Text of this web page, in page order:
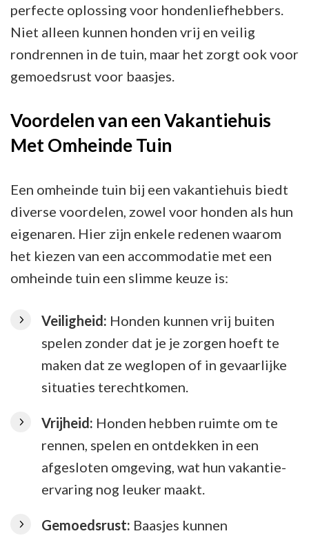
perfecte oplossing voor hondenliefhebbers.
Niet alleen kunnen honden vrij en veilig
rondrennen in de tuin, maar het zorgt ook voor
gemoedsrust voor baasjes.
Voordelen van een Vakantiehuis
Met Omheinde Tuin
Een omheinde tuin bij een vakantiehuis biedt
diverse voordelen, zowel voor honden als hun
eigenaren. Hier zijn enkele redenen waarom
het kiezen van een accommodatie met een
omheinde tuin een slimme keuze is:
Veiligheid: Honden kunnen vrij buiten
spelen zonder dat je je zorgen hoeft te
maken dat ze weglopen of in gevaarlijke
situaties terechtkomen.
Vrijheid: Honden hebben ruimte om te
rennen, spelen en ontdekken in een
afgesloten omgeving, wat hun vakantie-
ervaring nog leuker maakt.
Gemoedsrust: Baasjes kunnen